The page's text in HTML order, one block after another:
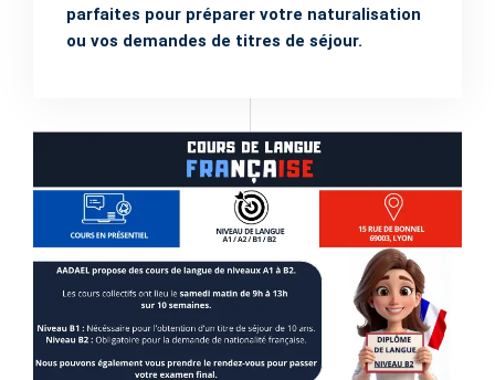
parfaites pour préparer votre naturalisation
ou vos demandes de titres de séjour.